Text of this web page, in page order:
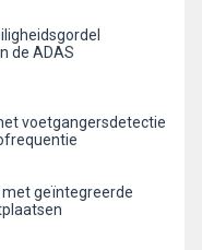
de ADAS
voetgangersdetectie
geïntegreerde